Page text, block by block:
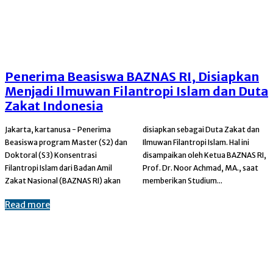
Penerima Beasiswa BAZNAS RI, Disiapkan
Menjadi Ilmuwan Filantropi Islam dan Duta
Zakat Indonesia
Jakarta, kartanusa - Penerima
Beasiswa program Master (S2) dan
Doktoral (S3) Konsentrasi
Filantropi Islam dari Badan Amil
Zakat Nasional (BAZNAS RI) akan
disiapkan sebagai Duta Zakat dan
Ilmuwan Filantropi Islam. Hal ini
disampaikan oleh Ketua BAZNAS RI,
Prof. Dr. Noor Achmad, MA., saat
memberikan Studium...
Read more